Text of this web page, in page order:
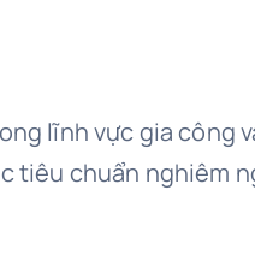
lĩnh vực gia công
tiêu chuẩn nghiêm